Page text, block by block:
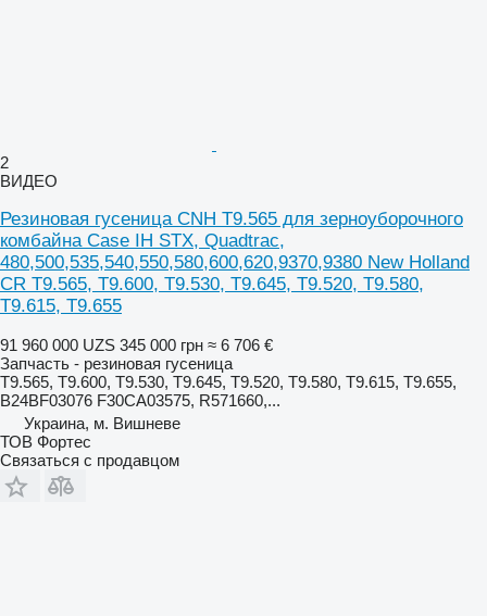
2
ВИДЕО
Резиновая гусеница CNH T9.565 для зерноуборочного
комбайна Case IH STX, Quadtrac,
480,500,535,540,550,580,600,620,9370,9380 New Holland
CR T9.565, T9.600, T9.530, T9.645, T9.520, T9.580,
T9.615, T9.655
91 960 000 UZS 345 000 грн ≈ 6 706 €
Запчасть - резиновая гусеница
T9.565, T9.600, T9.530, T9.645, T9.520, T9.580, T9.615, T9.655,
B24BF03076 F30CA03575, R571660,...
Украина, м. Вишневе
ТОВ Фортес
Связаться с продавцом